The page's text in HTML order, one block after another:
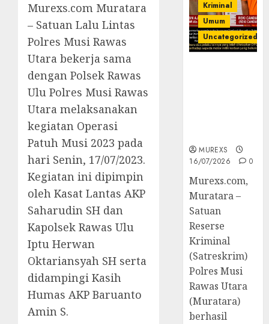
Murexs.com Muratara
– Satuan Lalu Lintas
Polres Musi Rawas
Utara bekerja sama
dengan Polsek Rawas
Ulu Polres Musi Rawas
Utara melaksanakan
kegiatan Operasi
Patuh Musi 2023 pada
hari Senin, 17/07/2023.
Kegiatan ini dipimpin
oleh Kasat Lantas AKP
Saharudin SH dan
Kapolsek Rawas Ulu
Iptu Herwan
Oktariansyah SH serta
didampingi Kasih
Humas AKP Baruanto
Amin S.
Kriminal
Umum
Uncategorized
MUREXS
16/07/2026
0
Murexs.com,
Muratara –
Satuan
Reserse
Kriminal
(Satreskrim)
Polres Musi
Rawas Utara
(Muratara)
berhasil